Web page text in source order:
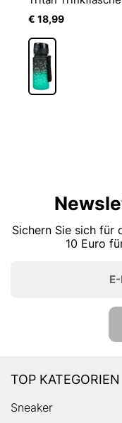
€ 18,99
Sichern Sie sich für
10 Euro
TOP KATEGORIEN
Sneaker